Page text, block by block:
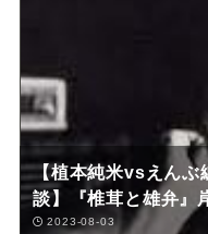
【植本純米vsえんぶ
談】『椎茸と雄弁』
2023-08-03